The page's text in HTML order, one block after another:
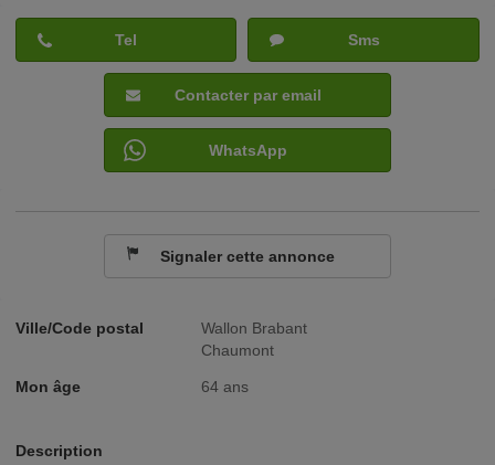
Ville/Code postal
Wallon Brabant
Chaumont
Mon âge 64 ans
Description
Tel Sms
Contacter par email
WhatsApp
Signaler cette annonce